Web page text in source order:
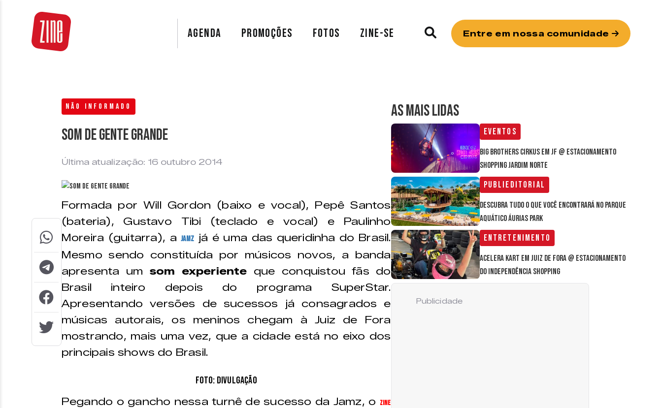
AGENDA PROMOÇÕES FOTOS ZINE-SE Entre em nossa comunidade
NÃO INFORMADO
Som de gente grande
Última atualização: 16 outubro 2014
Formada por Will Gordon (baixo e vocal), Pepê Santos
(bateria), Gustavo Tibi (teclado e vocal) e Paulinho
Moreira (guitarra), aJamz já é uma das queridinha do Brasil.
Mesmo sendo constituída por músicos novos, a banda
apresenta um som experiente que conquistou fãs do
Brasil inteiro depois do programa SuperStar.
Apresentando versões de sucessos já consagrados e
músicas autorais, os meninos chegam à Juiz de Fora
mostrando, mais uma vez, que a cidade está no eixo dos
principais shows do Brasil.
Foto: Divulgação
Pegando o gancho nessa turnê de sucesso da Jamz, o Zine
AS MAIS LIDAS
Eventos
Big Brothers Cirkus em JF @ estacionamento
Shopping Jardim Norte
Publieditorial
Descubra tudo o que você encontrará no parque
aquático Áurias Park
Entretenimento
Acelera Kart em Juiz de Fora @ estacionamento
do Independência Shopping
Publicidade